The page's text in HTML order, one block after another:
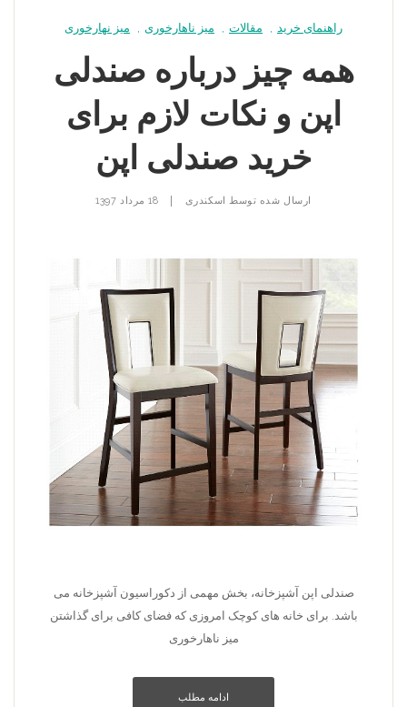
راهنمای خرید مقالات میز ناهارخوری میز نهارخوری
همه چیز درباره صندلی
اپن و نکات لازم برای
خرید صندلی اپن
ارسال شده توسط اسکندری 18 مرداد 1397
صندلی اپن آشپزخانه، بخش مهمی از دکوراسیون آشپزخانه می
باشد. برای خانه های کوچک امروزی که فضای کافی برای گذاشتن
میز ناهارخوری
ادامه مطلب